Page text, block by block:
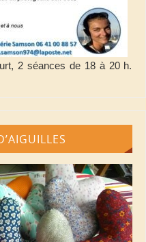
2 séances de 18 à 20 h.